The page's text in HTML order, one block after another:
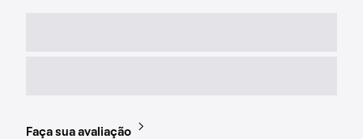
Faça sua avaliação